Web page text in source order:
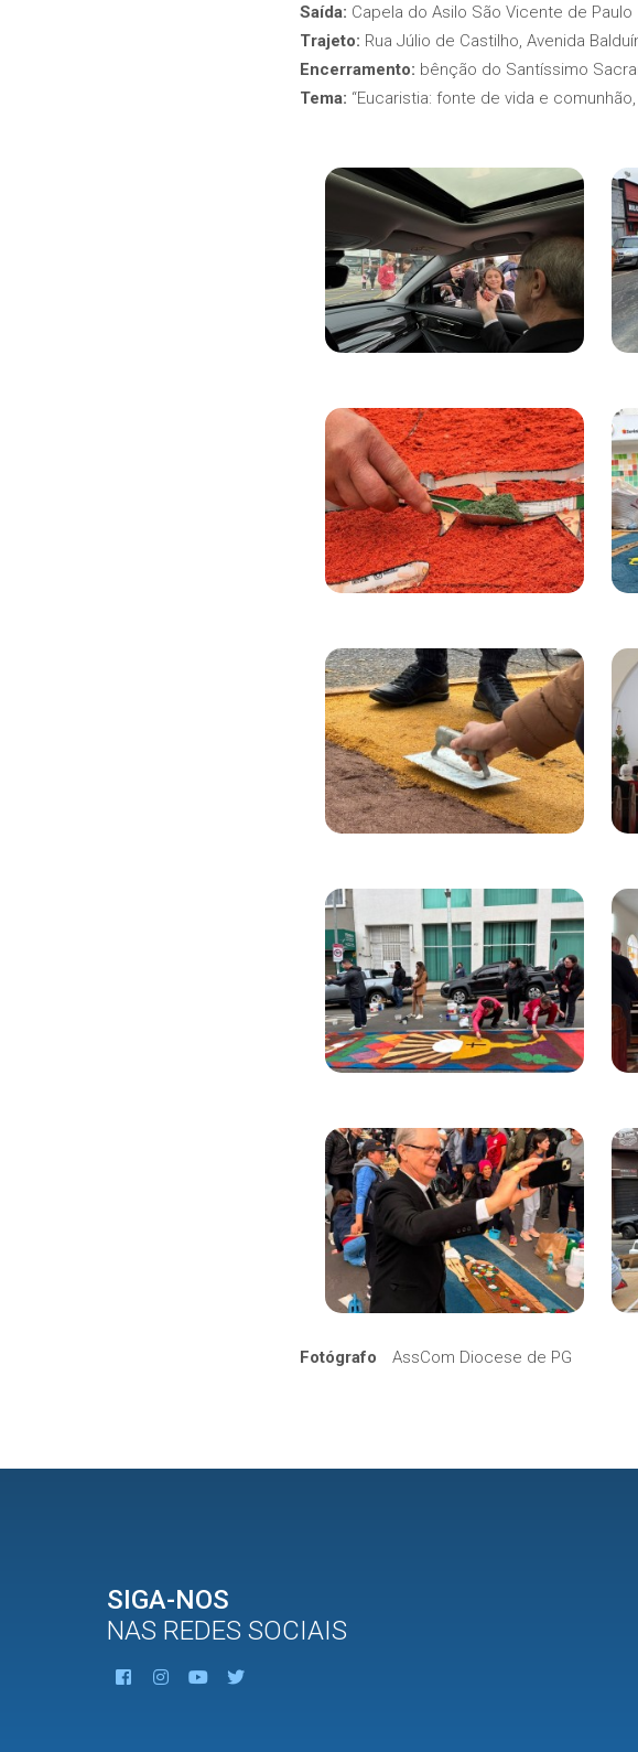
Saída: Capela do Asilo São Vicente de Paulo
Trajeto: Rua Júlio de Castilho, Avenida
Encerramento: bênção do Santíssimo
Tema: “Eucaristia: fonte de vida e
Fotógrafo AssCom Diocese de PG
SIGA-NOS
NAS REDES SOCIAIS